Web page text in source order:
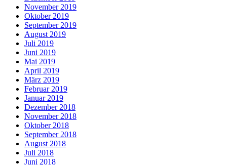
November 2019
Oktober 2019
September 2019
August 2019
Juli 2019
Juni 2019
Mai 2019
April 2019
März 2019
Februar 2019
Januar 2019
Dezember 2018
November 2018
Oktober 2018
September 2018
August 2018
Juli 2018
Juni 2018